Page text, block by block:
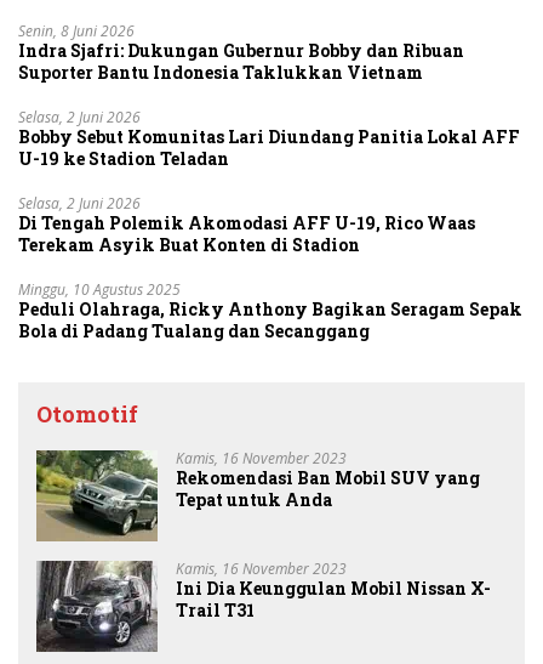
Senin, 8 Juni 2026
Indra Sjafri: Dukungan Gubernur Bobby dan Ribuan
Suporter Bantu Indonesia Taklukkan Vietnam
Selasa, 2 Juni 2026
Bobby Sebut Komunitas Lari Diundang Panitia Lokal AFF
U-19 ke Stadion Teladan
Selasa, 2 Juni 2026
Di Tengah Polemik Akomodasi AFF U-19, Rico Waas
Terekam Asyik Buat Konten di Stadion
Minggu, 10 Agustus 2025
Peduli Olahraga, Ricky Anthony Bagikan Seragam Sepak
Bola di Padang Tualang dan Secanggang
Otomotif
Kamis, 16 November 2023
Rekomendasi Ban Mobil SUV yang
Tepat untuk Anda
Kamis, 16 November 2023
Ini Dia Keunggulan Mobil Nissan X-
Trail T31